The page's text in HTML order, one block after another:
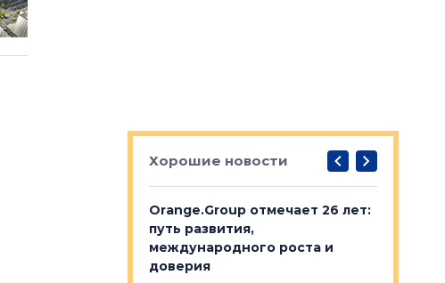
Хорошие новости
завершился
Orange.Group отмечает 26 лет:
путь развития,
международного роста и
доверия